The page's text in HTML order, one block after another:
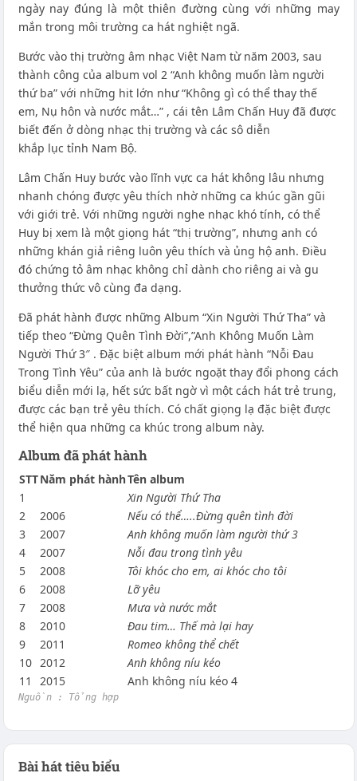
ngày nay đúng là một thiên đường cùng với những may
mắn trong môi trường ca hát nghiệt ngã.
Bước vào thị trường âm nhạc Việt Nam từ năm 2003, sau
thành công của album vol 2 “Anh không muốn làm người
thứ ba” với những hit lớn như “Không gì có thể thay thế
em, Nụ hôn và nước mắt…” , cái tên Lâm Chấn Huy đã được
biết đến ở dòng nhạc thị trường và các sô diễn
khắp lục tỉnh Nam Bộ.
Lâm Chấn Huy bước vào lĩnh vực ca hát không lâu nhưng
nhanh chóng được yêu thích nhờ những ca khúc gần gũi
với giới trẻ. Với những người nghe nhạc khó tính, có thể
Huy bị xem là một giọng hát “thị trường”, nhưng anh có
những khán giả riêng luôn yêu thích và ủng hộ anh. Điều
đó chứng tỏ âm nhạc không chỉ dành cho riêng ai và gu
thưởng thức vô cùng đa dạng.
Đã phát hành được những Album “Xin Người Thứ Tha” và
tiếp theo “Đừng Quên Tình Đời”,”Anh Không Muốn Làm
Người Thứ 3″ . Đặc biệt album mới phát hành “Nỗi Đau
Trong Tình Yêu” của anh là bước ngoặt thay đổi phong cách
biểu diễn mới lạ, hết sức bất ngờ vì một cách hát trẻ trung,
được các bạn trẻ yêu thích. Có chất giọng lạ đặc biệt được
thể hiện qua những ca khúc trong album này.
Album đã phát hành
STTNăm phát hànhTên album
1
Xin Người Thứ Tha
2
2006
Nếu có thể…..Đừng quên tình đời
3
2007
Anh không muốn làm người thứ 3
4
2007
Nỗi đau trong tình yêu
5
2008
Tôi khóc cho em, ai khóc cho tôi
6
2008
Lỡ yêu
7
2008
Mưa và nước mắt
8
2010
Đau tim… Thế mà lại hay
9
2011
Romeo không thể chết
10 2012
Anh không níu kéo
11
2015 Anh không níu kéo 4
Nguồn : Tổng hợp
Bài hát tiêu biểu